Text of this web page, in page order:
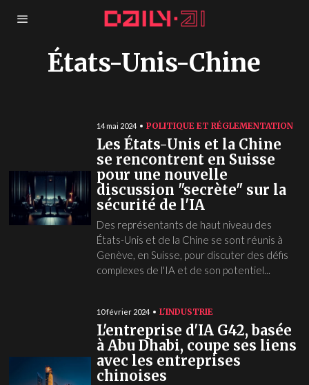
États-Unis-Chine
14 mai 2024 POLITIQUE ET RÉGLEMENTATION
Les États-Unis et la Chine
se rencontrent en Suisse
pour une nouvelle
discussion "secrète" sur la
sécurité de l'IA
Des représentants de haut niveau des
États-Unis et de la Chine se sont réunis à
Genève, en Suisse, pour discuter des défis
complexes de l'IA et de son potentiel...
10 février 2024 L'INDUSTRIE
L'entreprise d'IA G42, basée
à Abu Dhabi, coupe ses liens
avec les entreprises
chinoises